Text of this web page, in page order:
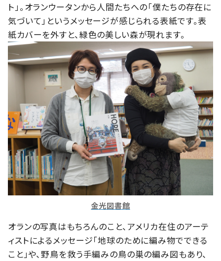
ト」。オランウータンから人間たちへの「僕たちの存在に
気づいて」というメッセージが感じられる表紙です。表
紙カバーを外すと、緑色の美しい森が現れます。
金光図書館
オランの写真はもちろんのこと、アメリカ在住のアーテ
ィストによるメッセージ「地球のために編み物でできる
こと」や、野鳥を救う手編みの鳥の巣の編み図もあり、